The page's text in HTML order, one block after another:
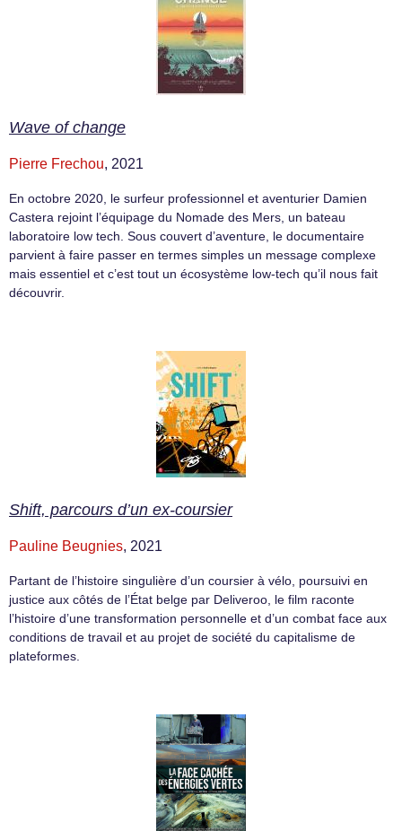
Wave of change
Pierre Frechou, 2021
En octobre 2020, le surfeur professionnel et aventurier Damien
Castera rejoint l’équipage du Nomade des Mers, un bateau
laboratoire low tech. Sous couvert d’aventure, le documentaire
parvient à faire passer en termes simples un message complexe
mais essentiel et c’est tout un écosystème low-tech qu’il nous fait
découvrir.
Shift, parcours d’un ex-coursier
Pauline Beugnies, 2021
Partant de l’histoire singulière d’un coursier à vélo, poursuivi en
justice aux côtés de l’État belge par Deliveroo, le film raconte
l’histoire d’une transformation personnelle et d’un combat face aux
conditions de travail et au projet de société du capitalisme de
plateformes.